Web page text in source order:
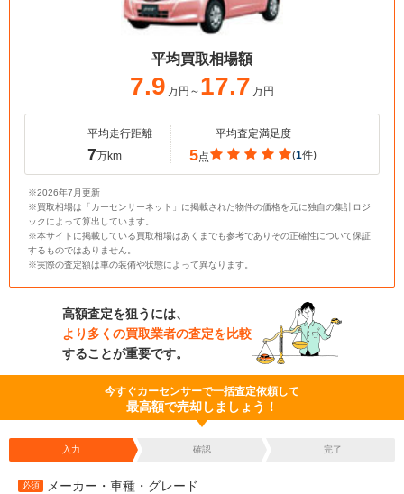
平均買取相場額
7.9 万円～ 17.7 万円
平均走行距離
7万km
平均査定満足度
5点 (1件)
※2026年7月更新
※買取相場は「カーセンサーネット」に掲載された物件の価格を元に独自の集計ロジ
ックによって算出しています。
※本サイトに掲載している買取相場はあくまでも参考でありその正確性について保証
するものではありません。
※実際の査定額は車の装備や状態によって異なります。
高額査定を狙うには、
より多くの買取業者の査定を比較
することが重要です。
今すぐカーセンサーで一括査定依頼して
最高額で売却しましょう！
入力 確認 完了
必須 メーカー・車種・グレード